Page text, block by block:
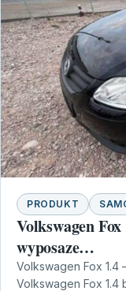
PRODUKT
Volkswagen
wyposaze…
Volkswagen Fox
Volkswagen Fox 1.4